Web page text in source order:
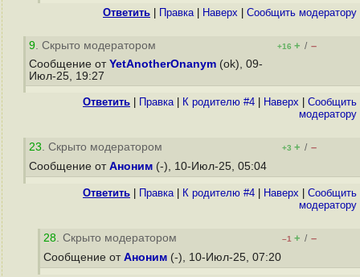
Ответить Правка| Наверх Cообщить модератору
9. Скрыто модератором +16 + / –
Сообщение от YetAnotherOnanym (ok), 09-
Июл-25, 19:27
Ответить Правка| К родителю #4 Наверх
Cообщить
модератору
23. Скрыто модератором +3 + / –
Сообщение от Аноним (-), 10-Июл-25, 05:04
Ответить Правка| К родителю #4 Наверх
Cообщить
модератору
28. Скрыто модератором –1 + / –
Сообщение от Аноним (-), 10-Июл-25, 07:20